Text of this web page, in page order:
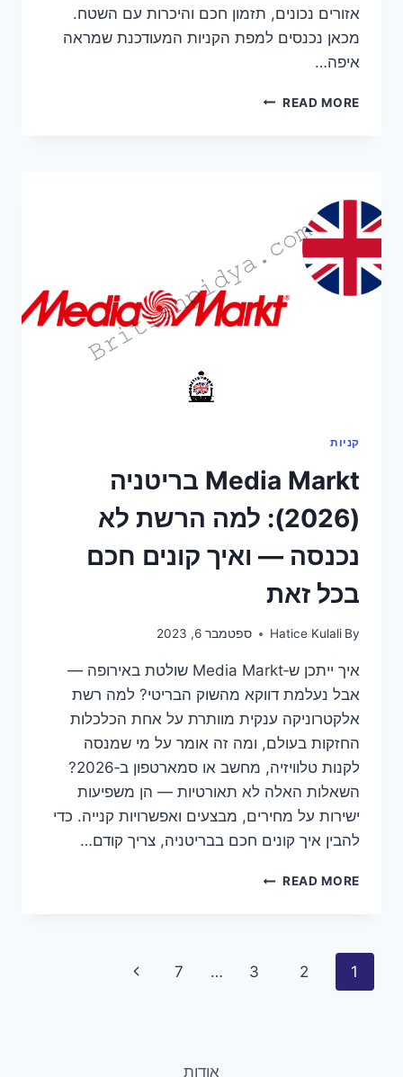
אזורים נכונים, תזמון חכם והיכרות עם השטח.
מכאן נכנסים למפת הקניות המעודכנת שמראה
איפה…
READ MOREקניות
שווה
לבזבז
קניות
Media Markt בריטניה
(2026): למה הרשת לא
נכנסה — ואיך קונים חכם
בכל זאת
By
Hatice Kulali ספטמבר 6, 2023
איך ייתכן ש‑Media Markt שולטת באירופה —
אבל נעלמת דווקא מהשוק הבריטי? למה רשת
אלקטרוניקה ענקית מוותרת על אחת הכלכלות
החזקות בעולם, ומה זה אומר על מי שמנסה
לקנות טלוויזיה, מחשב או סמארטפון ב‑2026?
השאלות האלה לא תאורטיות — הן משפיעות
ישירות על מחירים, מבצעים ואפשרויות קנייה. כדי
להבין איך קונים חכם בבריטניה, צריך קודם…
READ MORE
MEDIA
הרשת
Page
1
2
3
…
7
Next
אודות